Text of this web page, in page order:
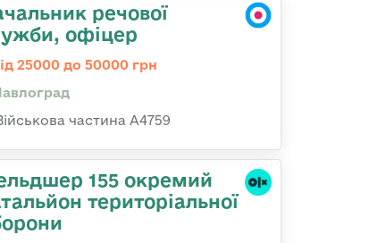
речової
офіцер
25000 до 50000 грн
частина А4759
155 окремий
територіальної